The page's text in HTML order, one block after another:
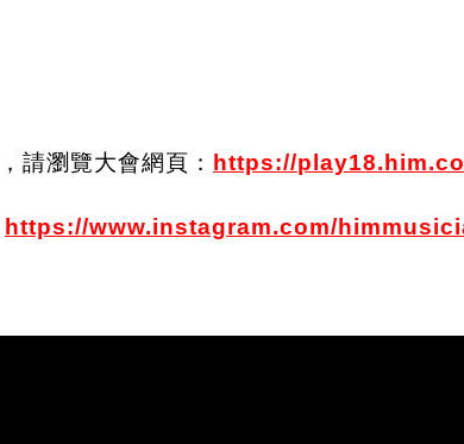
請瀏覽大會網頁： https://
https://www.instagram.com/